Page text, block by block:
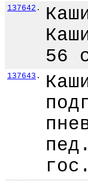
137642 .
56
137643 .